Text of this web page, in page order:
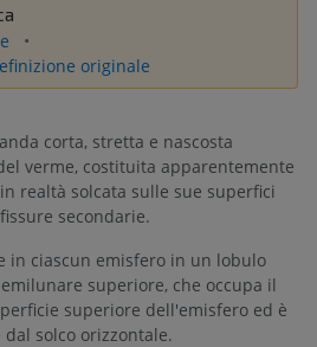
originale
corta, stretta e nascosta
verme, costituita apparentemente
realtà solcata sulle sue superfici
secondarie.
in ciascun emisfero in un lobulo
superiore, che occupa il
superiore dell'emisfero ed è
solco orizzontale.